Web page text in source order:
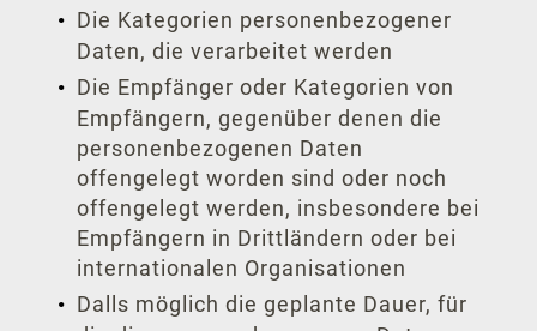
Die Kategorien personenbezogener
Daten, die verarbeitet werden
Die Empfänger oder Kategorien von
Empfängern, gegenüber denen die
personenbezogenen Daten
offengelegt worden sind oder noch
offengelegt werden, insbesondere bei
Empfängern in Drittländern oder bei
internationalen Organisationen
Dalls möglich die geplante Dauer, für